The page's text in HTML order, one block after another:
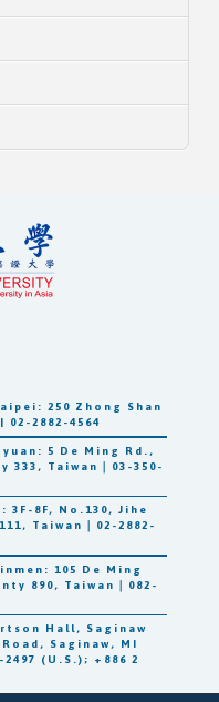
Taipei: 250 Zhong Shan
2882-4564
5 De Ming Rd.,
Taiwan｜03-350-
3F-8F, No.130, Jihe
Taiwan｜02-2882-
105 De Ming
890, Taiwan｜082-
Hall, Saginaw
Saginaw, MI
(U.S.); +886 2